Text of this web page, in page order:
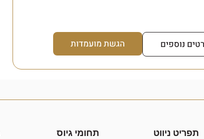
נוספים הגשת מועמדות
תפריט ניווט
תחומי גיוס